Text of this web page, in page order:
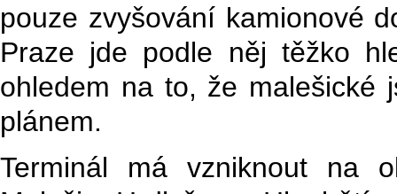
pouze zvyšování kamionové
Praze jde podle něj těžko
ohledem na to, že malešické
plánem.
Terminál má vzniknout na